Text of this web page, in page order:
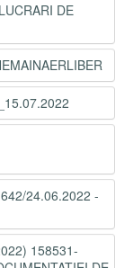
DE
24.06.2022 -
158531-